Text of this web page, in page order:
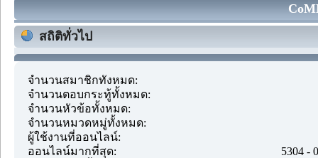
สถิติทั่วไป
จำนวนสมาชิกทั้งหมด:
จำนวนตอบกระทู้ทั้งหมด:
จำนวนหัวข้อทั้งหมด:
จำนวนหมวดหมู่ทั้งหมด:
ผู้ใช้งานที่ออนไลน์:
ออนไลน์มากที่สุด:
5304 -